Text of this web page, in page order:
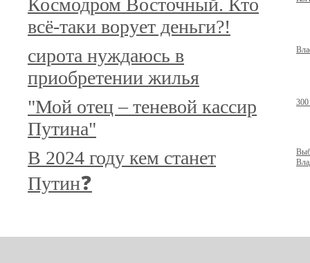
Космодром Восточный. Кто
всё-таки ворует деньги?!
сирота нуждаюсь в
приобретении жилья
"Мой отец – теневой кассир
Путина"
300
В 2024 году кем станет
Путин❓